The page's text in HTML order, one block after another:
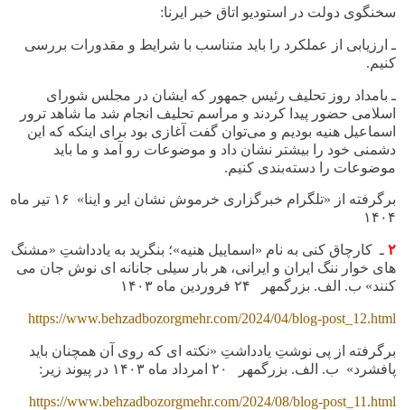
سخنگوی دولت در استودیو اتاق خبر ایرنا:
ـ ارزیابی از عملکرد را باید متناسب با شرایط و مقدورات بررسی
کنیم.
ـ بامداد روز تحلیف رئیس جمهور که ایشان در مجلس شورای
اسلامی حضور پیدا کردند و مراسم تحلیف انجام شد ما شاهد ترور
اسماعیل هنیه بودیم و می‌توان گفت آغازی بود برای اینکه که این
دشمنی خود را بیشتر نشان داد و موضوعات رو آمد و ما باید
موضوعات را دسته‌بندی کنیم.
برگرفته از «تلگرام خبرگزاری خرموش نشان ایر و اینا» ۱۶ تیر ماه
۱۴۰۴
۲ ـ کارچاق کنی به نام «اسماییل هنیه»؛ بنگرید به یادداشتِ «مشنگ
های خوار ننگ ایران و ایرانی، هر بار سیلی جانانه ای نوش جان می
کنند» ب. الف. بزرگمهر ۲۴ فروردین ماه ۱۴۰۳
https://www.behzadbozorgmehr.com/2024/04/blog-post_12.html
برگرفته از پی نوشتِ یادداشتِ «نکته ای که روی آن همچنان باید
پافشرد» ب. الف. بزرگمهر
۲۰ امرداد ماه ۱۴۰۳ در پیوند زیر:
https://www.behzadbozorgmehr.com/2024/08/blog-post_11.html